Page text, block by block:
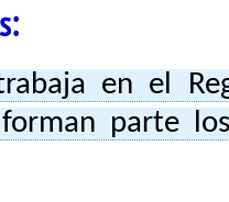
en el
parte